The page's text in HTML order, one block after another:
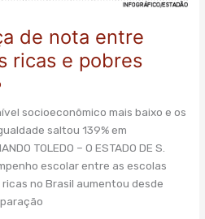
de nota entre
ricas e pobres
socioeconômico mais baixo e os
saltou 139% em
TOLEDO – O ESTADO DE S.
escolar entre as escolas
no Brasil aumentou desde